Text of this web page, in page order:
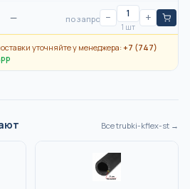
— по запросу−
1 шт
+
уточняйте у менеджера:+7 (747)
Всеtrubki-kflex-st →